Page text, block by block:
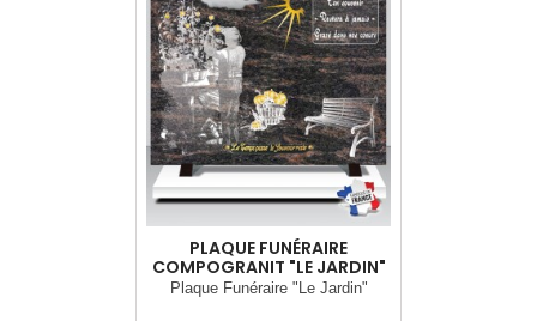
PLAQUE FUNÉRAIRE
COMPOGRANIT "LE JARDIN"
Plaque Funéraire "Le Jardin"